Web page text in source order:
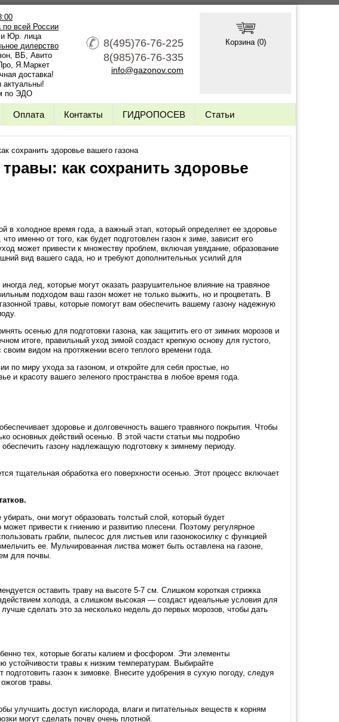
по всей России
и Юр. лица
дилерство
ВБ, Авито
Я.Маркет
доставка!
актуальны!
по ЭДО
8(495)76-76-225
8(985)76-76-335
info@gazonov.com
Корзина (0)
Оплата Контакты ГИДРОПОСЕВ Статьи
сохранить здоровье вашего газона
как сохранить здоровье
в холодное время года, а важный этап, который определяет ее здоровье
именно от того, как будет подготовлен газон к зиме, зависит его
может привести к множеству проблем, включая увядание, образование
вид вашего сада, но и требуют дополнительных усилий для
лед, которые могут оказать разрушительное влияние на травяное
подходом ваш газон может не только выжить, но и процветать. В
травы, которые помогут вам обеспечить вашему газону надежную
осенью для подготовки газона, как защитить его от зимних морозов и
итоге, правильный уход зимой создаст крепкую основу для густого,
видом на протяжении всего теплого времени года.
по миру ухода за газоном, и откройте для себя простые, но
и красоту вашего зеленого пространства в любое время года.
здоровье и долговечность вашего травяного покрытия. Чтобы
основных действий осенью. В этой части статьи мы подробно
газону надлежащую подготовку к зимнему периоду.
тщательная обработка его поверхности осенью. Этот процесс включает
они могут образовать толстый слой, который будет
привести к гниению и развитию плесени. Поэтому регулярное
грабли, пылесос для листьев или газонокосилку с функцией
ее. Мульчированная листва может быть оставлена на газоне,
для почвы.
оставить траву на высоте 5-7 см. Слишком короткая стрижка
холода, а слишком высокая — создаст идеальные условия для
сделать это за несколько недель до первых морозов, чтобы дать
тех, которые богаты калием и фосфором. Эти элементы
травы к низким температурам. Выбирайте
газон к зимовке. Внесите удобрения в сухую погоду, следуя
травы.
улучшить доступ кислорода, влаги и питательных веществ к корням
могут сделать почву очень плотной.